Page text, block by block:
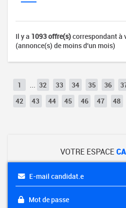
Il y a 1093 offre(s)correspondant à
(annonce(s) de moins d'un mois)
1 32 33 34 35 36
42
43 44 45 46 47 48
VOTRE ESPACE
E-mail candidat.e
Mot de passe